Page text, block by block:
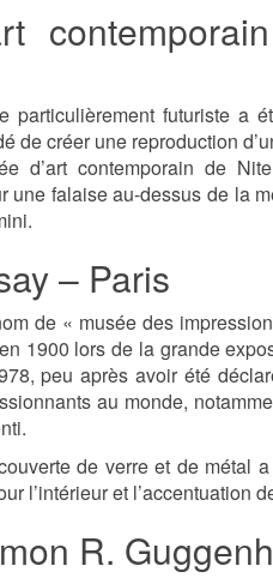
particulièrement futuriste a
de créer une reproduction
d’art contemporain de
une falaise au-dessus de la
– Paris
de « musée des
1900 lors de la grande
peu après avoir été
au monde,
de verre et de métal
l’intérieur et l’accentuation
R.